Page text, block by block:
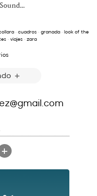
· cuadros · granada · look of the
· viajes· zara